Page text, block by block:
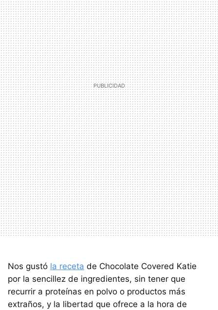
Nos gustó la receta de Chocolate Covered Katie
por la sencillez de ingredientes, sin tener que
recurrir a proteínas en polvo o productos más
extraños, y la libertad que ofrece a la hora de